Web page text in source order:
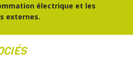
électrique et les
externes.